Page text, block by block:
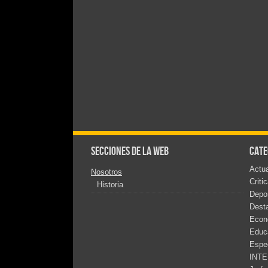
Secciones de la web
Nosotros
Historia